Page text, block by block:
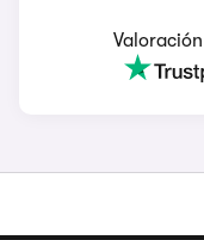
Valoración